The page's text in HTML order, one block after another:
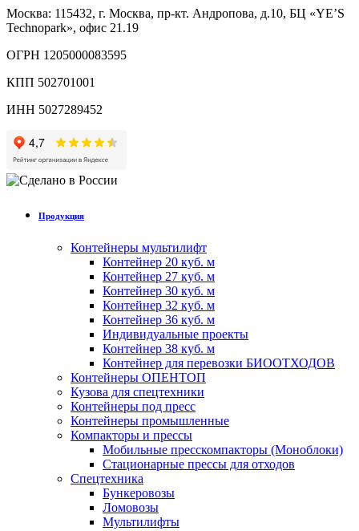
Москва: 115432, г. Москва, пр-кт. Андропова, д.10, БЦ «YE’S
Technopark», офис 21.19
ОГРН 1205000083595
КПП 502701001
ИНН 5027289452
Продукция
Контейнеры мультилифт
Контейнер 20 куб. м
Контейнер 27 куб. м
Контейнер 30 куб. м
Контейнер 32 куб. м
Контейнер 36 куб. м
Индивидуальные проекты
Контейнер 38 куб. м
Контейнер для перевозки БИООТХОДОВ
Контейнеры ОПЕНТОП
Кузова для спецтехники
Контейнеры под пресс
Контейнеры промышленные
Компакторы и прессы
Мобильные пресскомпакторы (Моноблоки)
Стационарные прессы для отходов
Спецтехника
Бункеровозы
Ломовозы
Мультилифты